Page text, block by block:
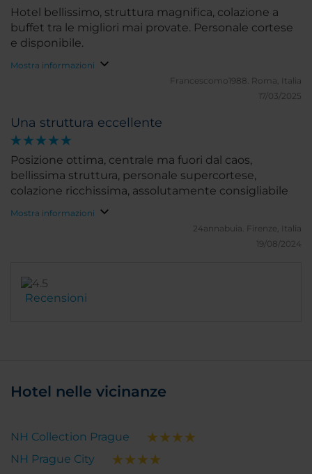
perfetto stile NH. Il personale è molto gentile e
disponibile. In particolare, il servizio di customer
relations si è rivelato prezioso nell’aiutarci a
Praga, con consigli su visite culturali e altre esigenze
ed insonorizzate, i letti belli. La SPA è inclusa nel
prezzo e offre palestra, piscina e bagno turco; altri
servizi sono disponibili a pagamento. Se dovessi fare
un comment negativo e' la moquette nelle camere:
preferirei il parquet. Spero che NH cambi in tutti gli
hotel.
Hotel bellissimo, struttura magnifica, colazione a
buffet tra le migliori mai provate. Personale cortese
e disponibile.
Mostra informazioni
Francescomo1988.
Roma, Italia
17/03/2025
Una struttura eccellente
Posizione ottima, centrale ma fuori dal caos,
bellissima struttura, personale supercortese,
colazione ricchissima, assolutamente consigliabile
Mostra informazioni
24annabuia.
Firenze, Italia
19/08/2024
Recensioni
Hotel nelle vicinanze
NH Collection Prague
NH Prague City